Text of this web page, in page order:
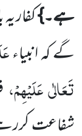
ہے۔}کفار
گے کہ انبیاء
تَعَالٰی عَلَیْہِمْ،
شفاعت